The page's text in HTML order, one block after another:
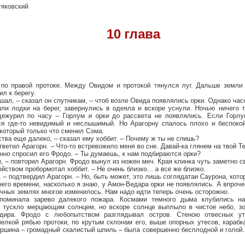
10 глава
правой протоке. Между Овидом и протокой тянулся луг. Дальше земли
к берегу.
– сказал он спутникам, – чтоб возле Овида появлялись орки. Однако
лодки на берег, завернулись в одеяла и вскоре уснули. Ночью ничего
по часу – Горлум и орки до рассвета не появлялись. Если
где-то невидимый и неслышимый. Но Арагорну спалось плохо и
только что сменил Сэма.
еще далеко, – сказал ему хоббит. – Почему ж ты не спишь?
Арагорн. – Что-то встревожило меня во сне. Давай-ка глянем на твой
спросил его Фродо. – Ты думаешь, к нам подбираются орки?
– повторил Арагорн. Фродо вынул из ножен меч. Края клинка чуть заметно
пробормотал хоббит. – Не очень близко... а все же близко.
– подтвердил Арагорн. – Но, быть может, это лишь соглядатаи Саурона,
времени, насколько я знаю, у Амон-Ведара орки не появлялись. А
землях многое изменилось. Нам надо идти теперь очень осторожно.
зарево далекого пожара. Космами темного дыма клубились
тускло мерцающим солнцем, но вскоре солнце выплыло в чистое небо,
Фродо с любопытством разглядывал остров. Стеною отвесных
рябью протоки, по крутым склонам его, выше опорных утесов,
– громадный скалистый шпиль – была совершенно бесплодной и